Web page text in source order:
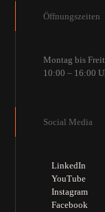
Öffnungszeiten
Montag bis
10:00 – 16:00
Social Media
LinkedIn
YouTube
Instagram
Facebook